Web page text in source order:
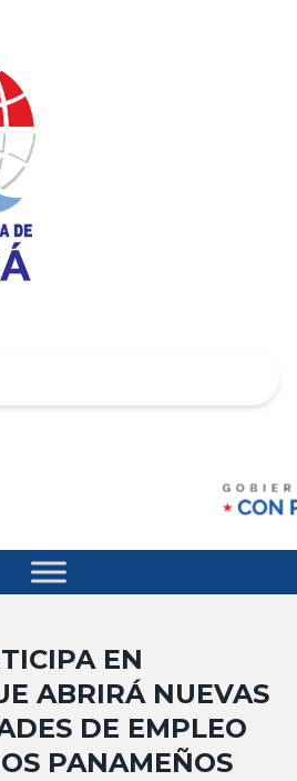
EN
ABRIRÁ NUEVAS
DE EMPLEO
PANAMEÑOS